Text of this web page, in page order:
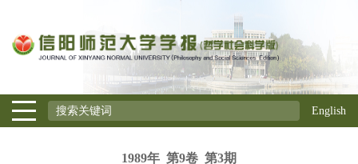
English
1989年 第9卷 第3期